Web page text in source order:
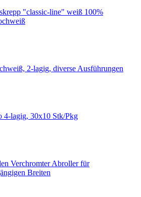
"classic-line" weiß 100%
2-lagig, diverse Ausführungen
4-lagig, 30x10 Stk/Pkg
Verchromter Abroller für
Breiten